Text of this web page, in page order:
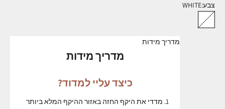
צבע:
WHITE
WHITE
מדריך מידות
מדריך מידות
כיצד עליי למדוד?
מדדי את היקף החזה באזור ההיקף המלא ביותר